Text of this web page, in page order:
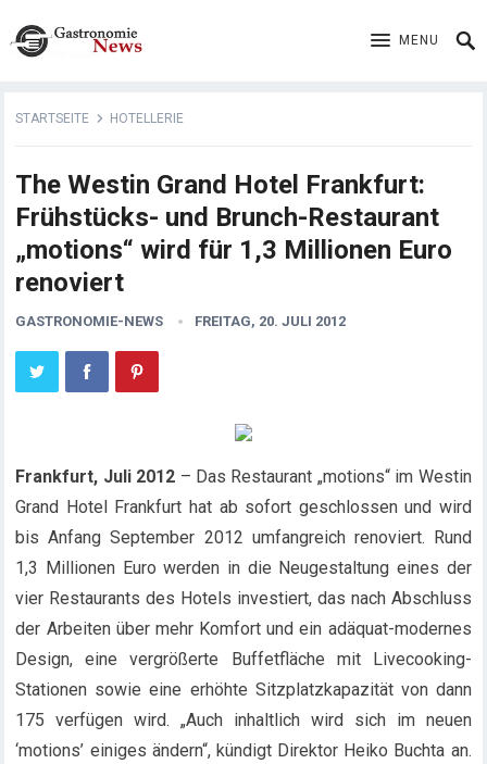
MENU
STARTSEITE HOTELLERIE
The Westin Grand Hotel Frankfurt:
Frühstücks- und Brunch-Restaurant
„motions“ wird für 1,3 Millionen Euro
renoviert
GASTRONOMIE-NEWS FREITAG, 20. JULI 2012
Frankfurt, Juli 2012 – Das Restaurant „motions“ im Westin
Grand Hotel Frankfurt hat ab sofort geschlossen und wird
bis Anfang September 2012 umfangreich renoviert. Rund
1,3 Millionen Euro werden in die Neugestaltung eines der
vier Restaurants des Hotels investiert, das nach Abschluss
der Arbeiten über mehr Komfort und ein adäquat-modernes
Design, eine vergrößerte Buffetfläche mit Livecooking-
Stationen sowie eine erhöhte Sitzplatzkapazität von dann
175 verfügen wird. „Auch inhaltlich wird sich im neuen
‘motions’ einiges ändern“, kündigt Direktor Heiko Buchta an.